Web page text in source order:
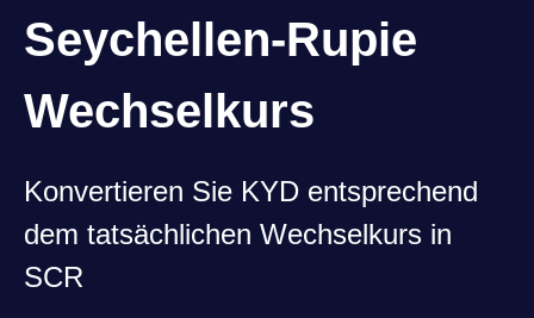
Seychellen-Rupie
Wechselkurs
Konvertieren Sie KYD entsprechend
dem tatsächlichen Wechselkurs in
SCR